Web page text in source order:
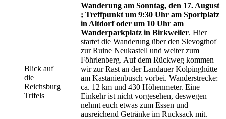
Blick auf
die
Reichsburg
Trifels
Wanderung am Sonntag, den 17. August
; Treffpunkt um 9:30 Uhr am Sportplatz
in Altdorf oder um 10 Uhr am
Wanderparkplatz in Birkweiler. Hier
startet die Wanderung über den Slevogthof
zur Ruine Neukastell und weiter zum
Föhrlenberg. Auf dem Rückweg kommen
wir zur Rast an der Landauer Kolpinghütte
am Kastanienbusch vorbei. Wanderstrecke:
ca. 12 km und 430 Höhenmeter. Eine
Einkehr ist nicht vorgesehen, deswegen
nehmt euch etwas zum Essen und
ausreichend Getränke im Rucksack mit.